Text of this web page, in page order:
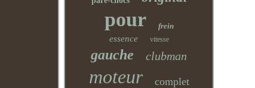
pour frein
essence vitesse
gauche clubman
moteur complet